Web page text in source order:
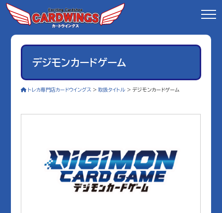
デジモンカードゲーム
トレカ専門店カードウイングス >取扱タイトル >デジモンカードゲーム